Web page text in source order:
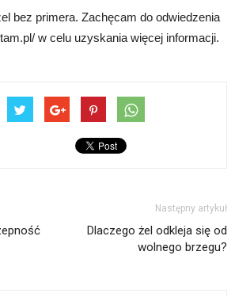
bez primera. Zachęcam do odwiedzenia
w celu uzyskania więcej informacji.
Następny artykuł
Dlaczego żel odkleja się od
wolnego brzegu?